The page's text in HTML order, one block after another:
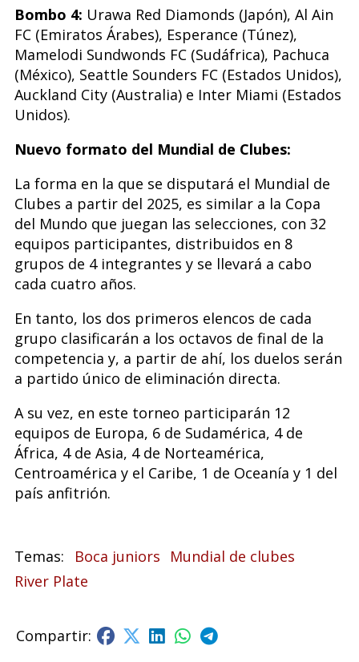
Bombo 4: Urawa Red Diamonds (Japón), Al Ain
FC (Emiratos Árabes), Esperance (Túnez),
Mamelodi Sundwonds FC (Sudáfrica), Pachuca
(México), Seattle Sounders FC (Estados Unidos),
Auckland City (Australia) e Inter Miami (Estados
Unidos).
Nuevo formato del Mundial de Clubes:
La forma en la que se disputará el Mundial de
Clubes a partir del 2025, es similar a la Copa
del Mundo que juegan las selecciones, con 32
equipos participantes, distribuidos en 8
grupos de 4 integrantes y se llevará a cabo
cada cuatro años.
En tanto, los dos primeros elencos de cada
grupo clasificarán a los octavos de final de la
competencia y, a partir de ahí, los duelos serán
a partido único de eliminación directa.
A su vez, en este torneo participarán 12
equipos de Europa, 6 de Sudamérica, 4 de
África, 4 de Asia, 4 de Norteamérica,
Centroamérica y el Caribe, 1 de Oceanía y 1 del
país anfitrión.
Boca juniors
Mundial de clubes
River Plate